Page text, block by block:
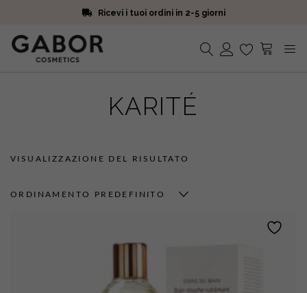
Ricevi i tuoi ordini in 2-5 giorni
Iscriviti alla Newsletter. 15% di sconto e spedizione gratuita
Ricevi i tuoi ordini in 2-5 giorni
KARITÉ
VISUALIZZAZIONE DEL RISULTATO
ORDINAMENTO PREDEFINITO